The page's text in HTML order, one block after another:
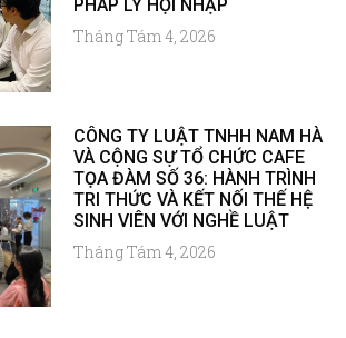
PHÁP LÝ HỘI NHẬP
Tháng Tám 4, 2026
CÔNG TY LUẬT TNHH NAM HÀ
VÀ CỘNG SỰ TỔ CHỨC CAFE
TỌA ĐÀM SỐ 36: HÀNH TRÌNH
TRI THỨC VÀ KẾT NỐI THẾ HỆ
SINH VIÊN VỚI NGHỀ LUẬT
Tháng Tám 4, 2026